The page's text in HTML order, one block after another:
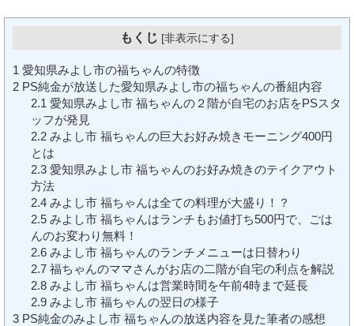
もくじ [非表示にする]
1 愛知県みよし市の福ちゃんの特徴
2 PS純金が放送した愛知県みよし市の福ちゃんの番組内容
2.1 愛知県みよし市 福ちゃんの２階が自宅のお店をPSスタ
ッフが発見
2.2みよし市 福ちゃんの巨大お好み焼きモーニング400円
とは
2.3愛知県みよし市 福ちゃんのお好み焼きのテイクアウト
方法
2.4みよし市 福ちゃんは全ての料理が大盛り！？
2.5みよし市 福ちゃんはランチもお値打ち500円で、ごは
んのお変わり無料！
2.6みよし市 福ちゃんのランチメニューは日替わり
2.7福ちゃんのママさんがお店の二階が自宅の利点を解説
2.8みよし市 福ちゃんは営業時間を午前4時まで延長
2.9みよし市 福ちゃんの翌日の様子
3 PS純金のみよし市 福ちゃんの放送内容を見た筆者の感想